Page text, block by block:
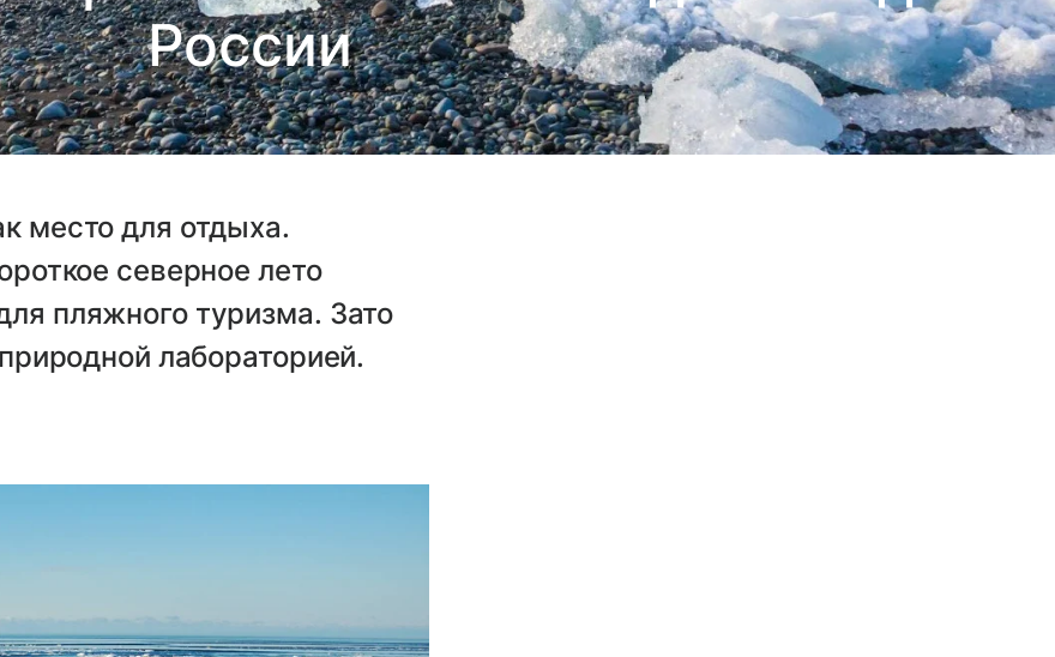
России
место для отдыха.
северное лето
пляжного туризма. Зато
лабораторией.